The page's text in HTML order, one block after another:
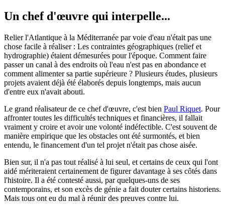
Un chef d'œuvre qui interpelle...
Relier l'Atlantique à la Méditerranée par voie d'eau n'était pas une
chose facile à réaliser : Les contraintes géographiques (relief et
hydrographie) étaient démesurées pour l'époque. Comment faire
passer un canal à des endroits où l'eau n'est pas en abondance et
comment alimenter sa partie supérieure ? Plusieurs études, plusieurs
projets avaient déjà été élaborés depuis longtemps, mais aucun
d'entre eux n'avait abouti.
Le grand réalisateur de ce chef d'œuvre, c'est bien Paul Riquet. Pour
affronter toutes les difficultés techniques et financières, il fallait
vraiment y croire et avoir une volonté indéfectible. C'est souvent de
manière empirique que les obstacles ont été surmontés, et bien
entendu, le financement d'un tel projet n'était pas chose aisée.
Bien sur, il n'a pas tout réalisé à lui seul, et certains de ceux qui l'ont
aidé mériteraient certainement de figurer davantage à ses côtés dans
l'histoire. Il a été contesté aussi, par quelques-uns de ses
contemporains, et son excès de génie a fait douter certains historiens.
Mais tous ont eu du mal à réunir des preuves contre lui.